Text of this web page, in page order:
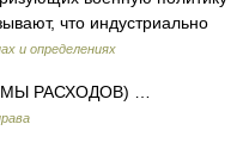
что индустриально
и определениях
РАСХОДОВ) …